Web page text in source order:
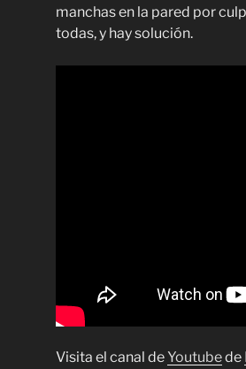
manchas en la pared por
todas, y hay solución.
Visita el canal deYoutubede